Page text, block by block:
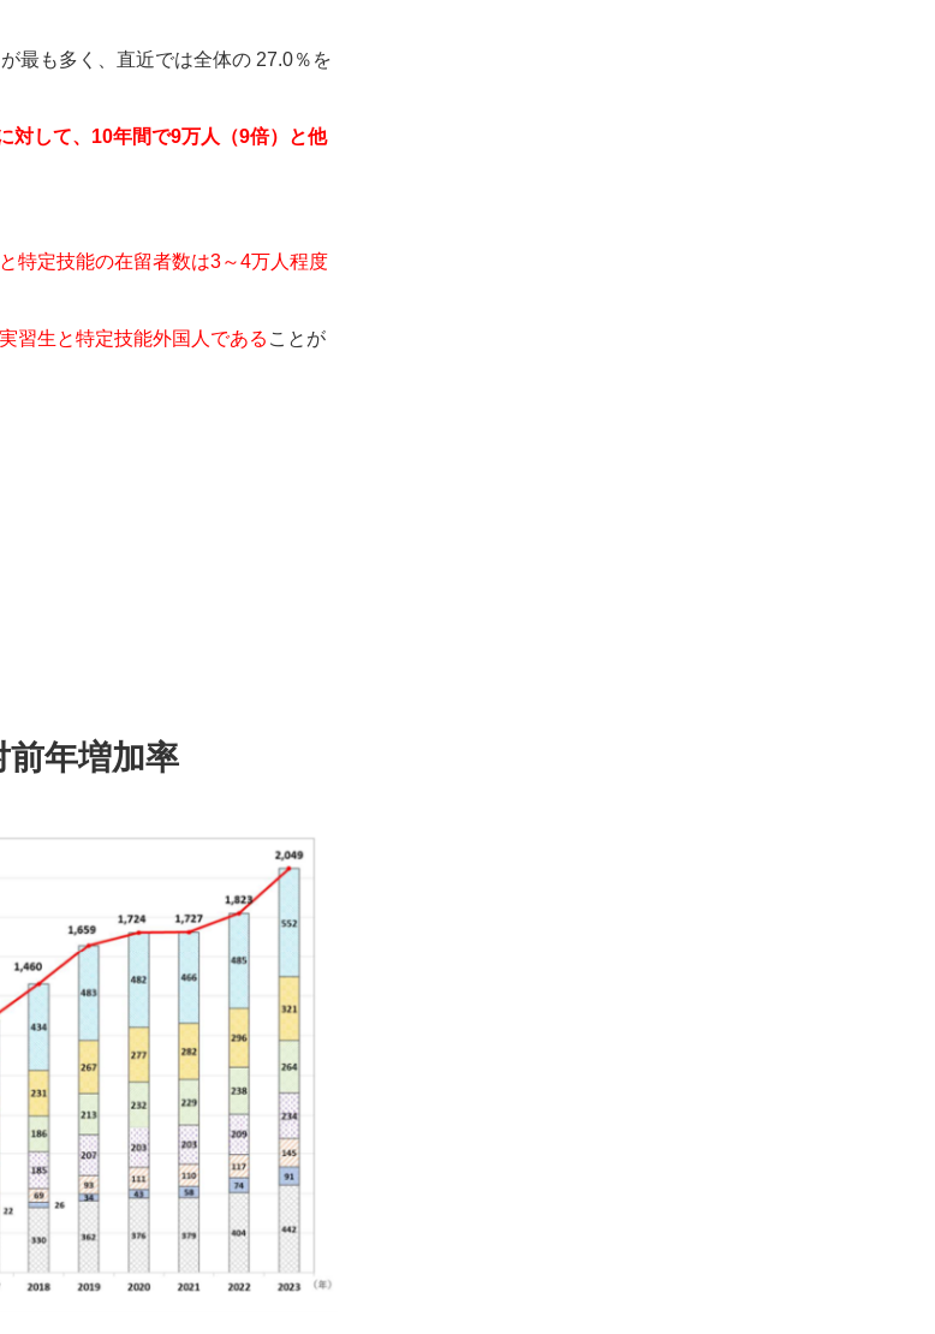
最も多く、直近では全体の 27.0％を
対して、10年間で9万人（9倍）と他
特定技能の在留者数は3～4万人程度
習生と特定技能外国人である ことが
前年増加率